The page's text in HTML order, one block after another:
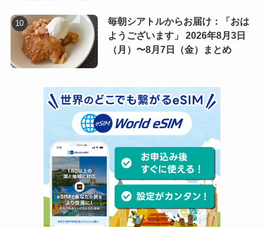
毎朝シアトルからお届け：「おは
ようございます」 2026年8月3日
（月）〜8月7日（金）まとめ